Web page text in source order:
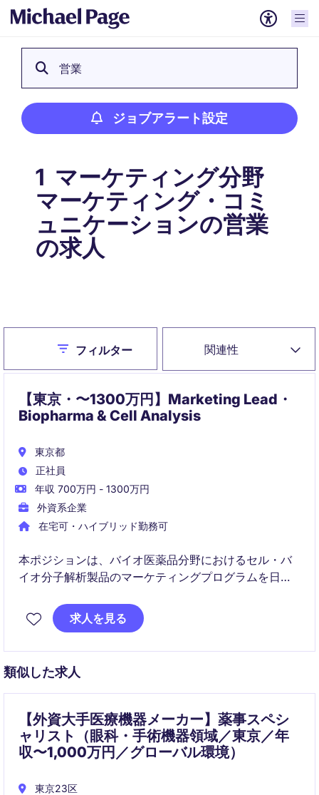
営業
ジョブアラート設定
1 マーケティング分野
マーケティング・コミ
ュニケーションの営業
の求人
関連性
Closeフィルター
【東京・〜1300万円】Marketing Lead・
Biopharma & Cell Analysis
東京都
正社員
年収 700万円 - 1300万円
外資系企業
在宅可・ハイブリッド勤務可
本ポジションは、バイオ医薬品分野におけるセル・バ
イオ分子解析製品のマーケティングプログラムを日本
需要創出から営業支援まで幅広く担います。
求人を見る
類似した求人
【外資大手医療機器メーカー】薬事スペシ
ャリスト（眼科・手術機器領域／東京／年
収〜1,000万円／グローバル環境）
東京23区